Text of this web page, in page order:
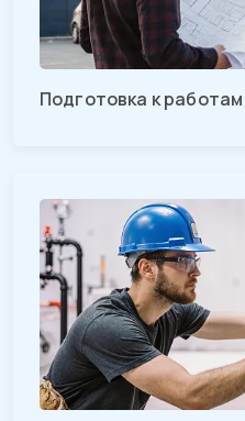
Подготовка к работам